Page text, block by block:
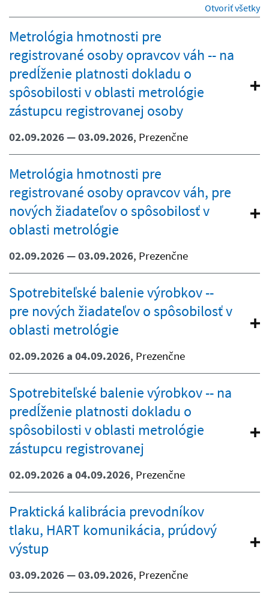
Otvoriť všetky
sekcie
Metrológia hmotnosti pre
registrované osoby opravcov váh -- na
predĺženie platnosti dokladu o
spôsobilosti v oblasti metrológie
zástupcu registrovanej osoby
02.09.2026 — 03.09.2026, Prezenčne
Metrológia hmotnosti pre
registrované osoby opravcov váh, pre
nových žiadateľov o spôsobilosť v
oblasti metrológie
02.09.2026 — 03.09.2026, Prezenčne
Spotrebiteľské balenie výrobkov --
pre nových žiadateľov o spôsobilosť v
oblasti metrológie
02.09.2026 a 04.09.2026, Prezenčne
Spotrebiteľské balenie výrobkov -- na
predĺženie platnosti dokladu o
spôsobilosti v oblasti metrológie
zástupcu registrovanej
02.09.2026 a 04.09.2026, Prezenčne
Praktická kalibrácia prevodníkov
tlaku, HART komunikácia, prúdový
výstup
03.09.2026 — 03.09.2026, Prezenčne